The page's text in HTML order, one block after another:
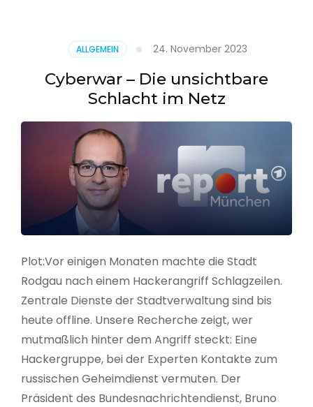
ALLGEMEIN 24. November 2023
Cyberwar – Die unsichtbare
Schlacht im Netz
Plot:Vor einigen Monaten machte die Stadt
Rodgau nach einem Hackerangriff Schlagzeilen.
Zentrale Dienste der Stadtverwaltung sind bis
heute offline. Unsere Recherche zeigt, wer
mutmaßlich hinter dem Angriff steckt: Eine
Hackergruppe, bei der Experten Kontakte zum
russischen Geheimdienst vermuten. Der
Präsident des Bundesnachrichtendienst, Bruno